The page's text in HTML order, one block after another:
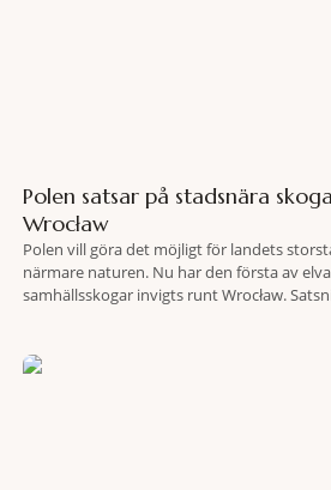
Polen satsar på stadsnära
Wrocław
Polen vill göra det möjligt för landets
närmare naturen. Nu har den första av
samhällsskogar invigts runt Wrocław.
fler människor ska kunna promenera,